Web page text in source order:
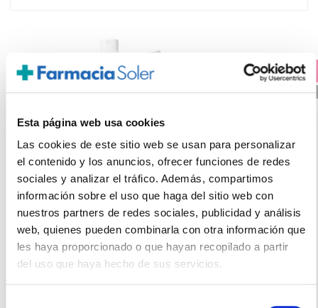
Esta página web usa cookies
Las cookies de este sitio web se usan para personalizar
el contenido y los anuncios, ofrecer funciones de redes
sociales y analizar el tráfico. Además, compartimos
información sobre el uso que haga del sitio web con
nuestros partners de redes sociales, publicidad y análisis
web, quienes pueden combinarla con otra información que
les haya proporcionado o que hayan recopilado a partir
del uso que haya hecho de sus servicios.
PRECIO ESPECIAL +
15% DTO EN CADA UNIDAD
PVP RECOMENDADO. 34.70€
LA ROCHE POSAY
ANTHELIOS UV-MUNE 400 DERMOPEDIATRICS SPRAY
INVISIBLE PROTECTOR SOLAR SPF50+ PARA NIÑOS (200ML)
21.80€